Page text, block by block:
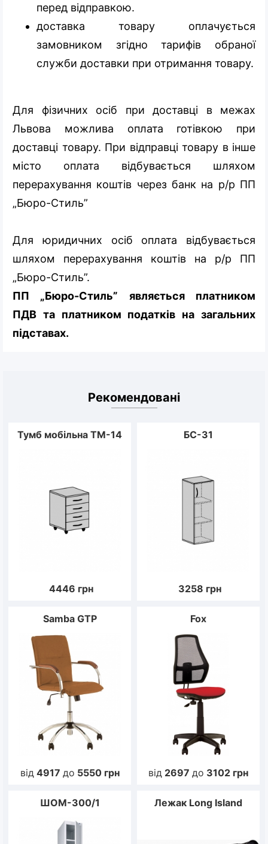
перед відправкою.
доставка товару оплачується
замовником згідно тарифів обраної
служби доставки при отримання товару.
Для фізичних осіб при доставці в межах
Львова можлива оплата готівкою при
доставці товару. При відправці товару в інше
місто оплата відбувається шляхом
перерахування коштів через банк на р/р ПП
„Бюро-Стиль”
Для юридичних осіб оплата відбувається
шляхом перерахування коштів на р/р ПП
„Бюро-Стиль”.
ПП „Бюро-Стиль” являється платником
ПДВ та платником податків на загальних
підставах.
Рекомендовані
Тумб мобільна ТМ-14
4446 грн
БС-31
3258 грн
Samba GTP
від 4917 до 5550 грн
Fox
від 2697 до 3102 грн
ШОМ-300/1 Лежак Long Island